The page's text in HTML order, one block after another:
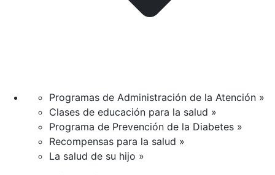
Programas de Administración de la Atención »
Clases de educación para la salud »
Programa de Prevención de la Diabetes »
Recompensas para la salud »
La salud de su hijo »